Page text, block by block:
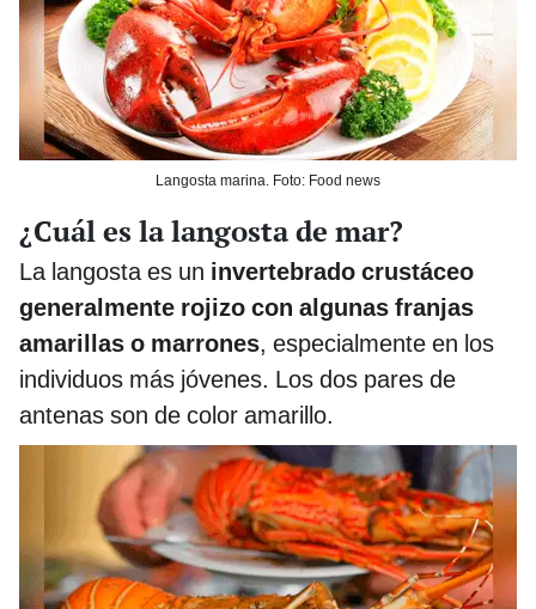
Langosta marina. Foto: Food news
¿Cuál es la langosta de mar?
La langosta es un invertebrado crustáceo
generalmente rojizo con algunas franjas
amarillas o marrones, especialmente en los
individuos más jóvenes. Los dos pares de
antenas son de color amarillo.